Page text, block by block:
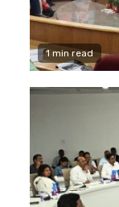
1 min read